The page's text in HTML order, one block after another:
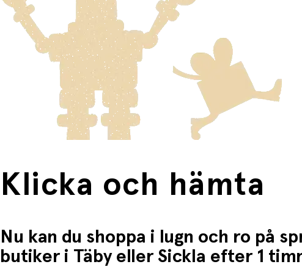
Varor som är för stora för att skickas som vanlig post skickas
Produkter som omfattas av detta är tydligt märkta, och frakten
Fri frakt när du handlar för mer än 1500:-
Du betalar när du hämtar varorna i butiken.
Klicka och hämta
Nu kan du shoppa i lugn och ro på
butiker i Täby eller Sickla efter 1